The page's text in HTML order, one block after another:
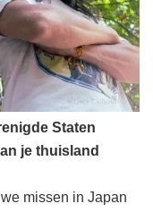
Staten
je thuisland
missen in Japan